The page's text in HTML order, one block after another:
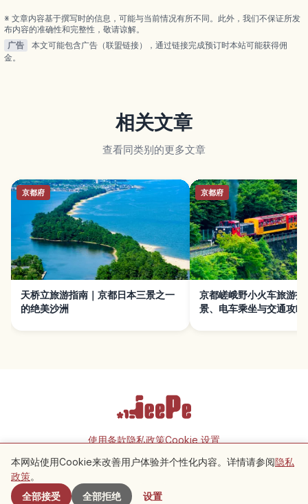
※ 文章内容基于撰写时的信息，可能与当前情况有所不同。此外，我们不保证所发
布内容的准确性和完整性，敬请谅解。
广告
本文可能包含广告（联盟链接），通过链接完成预订时本站可能获得佣
金。
相关文章
查看同类别的更多文章
京都府
天桥立旅游指南｜京都日本三景之一
的绝美沙洲
京都府
京都嵯峨野小火车旅游指
景、电车乘坐与交通攻略
附近景点
使用条款隐私政策Cookie 设置
本网站使用Cookie来改善用户体验并个性化内容。详情请参阅隐私
政策。
全部接受
全部拒绝 设置